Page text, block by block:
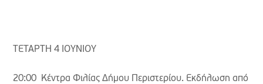
ΤΕΤΑΡΤΗ 4 ΙΟΥΝΙΟΥ
20:00 Κέντρα Φιλίας Δήμου Περιστερίου. Εκδήλωση από